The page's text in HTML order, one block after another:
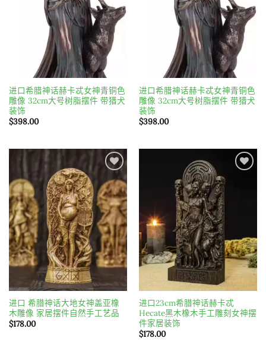
进口希腊神话赫卡忒女神青铜色
雕像 32cm大号树脂摆件 带猎犬
装饰
$398.00
进口希腊神话赫卡忒女神青铜色
雕像 32cm大号树脂摆件 带猎犬
装饰
$398.00
Add to
wishlist
进口 希腊神话大地女神盖亚橡
木雕像 家居摆件自然手工艺品
$178.00
进口23cm希腊神话赫卡忒
Hecate黑木橡木手工雕刻女神摆
件家居装饰
$178.00